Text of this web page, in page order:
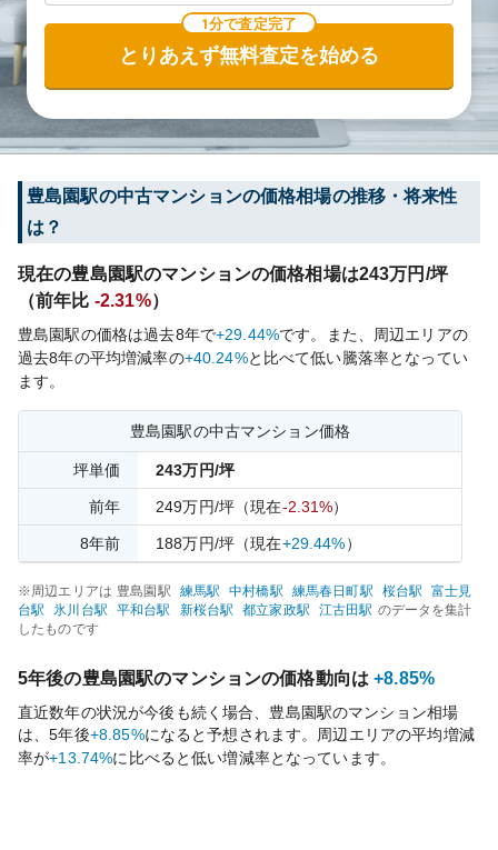
1分で査定完了
とりあえず無料査定を始める
豊島園駅の中古マンションの価格相場の推移・将来性
は？
現在の豊島園駅のマンションの価格相場は243万円/坪
（前年比 -2.31%）
豊島園駅の価格は過去8年で+29.44%です。
また、周辺エリアの
過去8年の平均増減率の+40.24%と比べて低い騰落率となってい
ます。
豊島園駅の中古マンション価格
坪単価 243万円/坪
前年 249万円/坪 （現在-2.31%）
8年前 188万円/坪 （現在+29.44%）
※周辺エリアは 豊島園 駅 練馬駅 中村橋駅 練馬春日町駅 桜台駅
富士見
台駅 氷川台駅 平和台駅 新桜台駅 都立家政駅 江古田駅 のデータを集計
したものです
5年後の豊島園駅のマンションの価格動向は +8.85%
直近数年の状況が今後も続く場合、 豊島園駅のマンション相場
は、5年後+8.85%になると予想されます。周辺エリアの平均増減
率が+13.74%に比べると低い増減率となっています。